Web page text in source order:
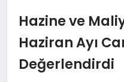
EĞITIM
Hazine ve
Haziran Ayı
Değerlendirdi